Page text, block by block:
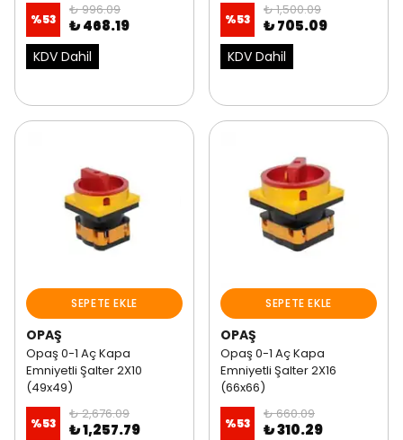
%53
₺ 996.09
₺ 468.19
KDV Dahil
%53
₺ 1,500.09
₺ 705.09
KDV Dahil
SEPETE EKLE
OPAŞ
Opaş 0-1 Aç Kapa
Emniyetli Şalter 2X10
(49x49)
%53
₺ 2,676.09
₺ 1,257.79
SEPETE EKLE
OPAŞ
Opaş 0-1 Aç Kapa
Emniyetli Şalter 2X16
(66x66)
%53
₺ 660.09
₺ 310.29